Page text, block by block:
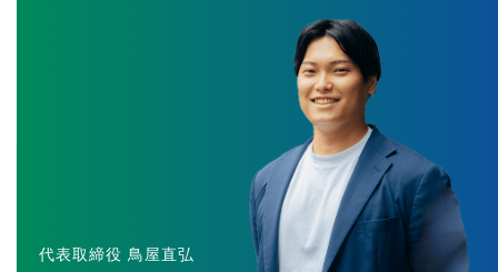
代表取締役 鳥屋直弘